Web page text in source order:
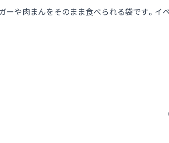
ーや肉まんをそのまま食べられる袋です。イ